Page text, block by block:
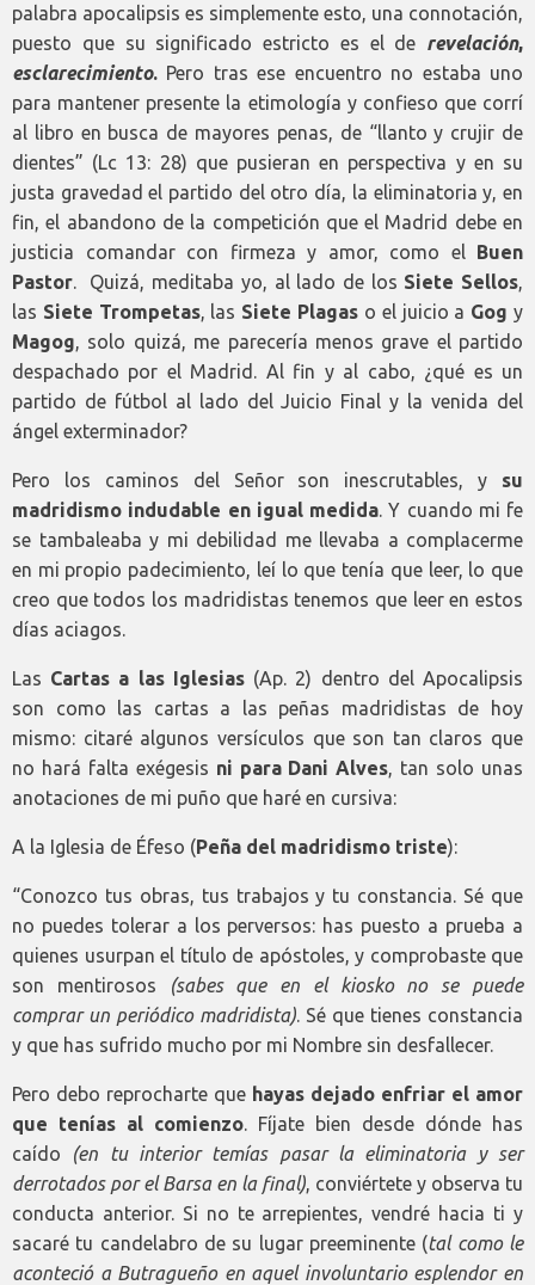
palabra apocalipsis es simplemente esto, una connotación,
puesto que su significado estricto es el de revelación,
esclarecimiento. Pero tras ese encuentro no estaba uno
para mantener presente la etimología y confieso que corrí
al libro en busca de mayores penas, de “llanto y crujir de
dientes” (Lc 13: 28) que pusieran en perspectiva y en su
justa gravedad el partido del otro día, la eliminatoria y, en
fin, el abandono de la competición que el Madrid debe en
justicia comandar con firmeza y amor, como el Buen
Pastor . Quizá, meditaba yo, al lado de los Siete Sellos
las Siete Trompetas, las Siete Plagas o el juicio a Gog y
Magog , solo quizá, me parecería menos grave el partido
despachado por el Madrid. Al fin y al cabo, ¿qué es un
partido de fútbol al lado del Juicio Final y la venida del
ángel exterminador?
Pero los caminos del Señor son inescrutables, y su
madridismo indudable en igual medida . Y cuando mi fe
se tambaleaba y mi debilidad me llevaba a complacerme
en mi propio padecimiento, leí lo que tenía que leer, lo que
creo que todos los madridistas tenemos que leer en estos
días aciagos.
Las Cartas a las Iglesias(Ap. 2) dentro del Apocalipsis
son como las cartas a las peñas madridistas de hoy
mismo: citaré algunos versículos que son tan claros que
no hará falta exégesis ni para Dani Alves , tan solo unas
anotaciones de mi puño que haré en cursiva:
A la Iglesia de Éfeso (Peña del madridismo triste):
“Conozco tus obras, tus trabajos y tu constancia. Sé que
no puedes tolerar a los perversos: has puesto a prueba a
quienes usurpan el título de apóstoles, y comprobaste que
son mentirosos
(sabes que en el kiosko no se puede
comprar un periódico madridista) . Sé que tienes constancia
y que has sufrido mucho por mi Nombre sin desfallecer.
Pero debo reprocharte que hayas dejado enfriar el amor
que tenías al comienzo . Fíjate bien desde dónde has
caído (en tu interior temías pasar la eliminatoria y ser
derrotados por el Barsa en la final) , conviértete y observa tu
conducta anterior. Si no te arrepientes, vendré hacia ti y
sacaré tu candelabro de su lugar preeminente (tal como le
aconteció a Butragueño en aquel involuntario esplendor en